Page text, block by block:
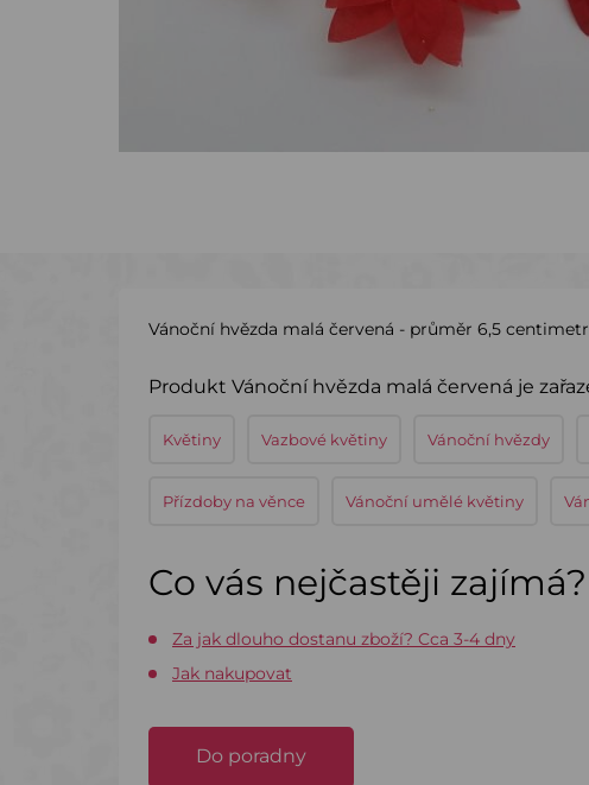
Vánoční hvězda malá červená - průměr 6,5
Produkt Vánoční hvězda malá červená je
Květiny Vazbové květiny Vánoční hvězdy
Přízdoby na věnce Vánoční umělé květiny
Co vás nejčastěji zajímá?
Za jak dlouho dostanu zboží? Cca 3-4 dny
Jak nakupovat
Do poradny